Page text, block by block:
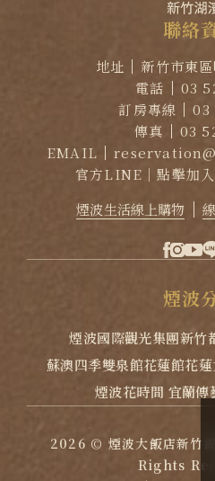
聯絡
地址
新竹市東
電話
03
訂房專線
03
傳真
03
EMAIL
官方LINE｜點擊加
煙波生活線上購物
煙波
煙波國際觀光集團新竹
蘇澳四季雙泉館花蓮館花
煙波花時間 宜蘭傳
2026 © 煙波大飯店新竹
Rights